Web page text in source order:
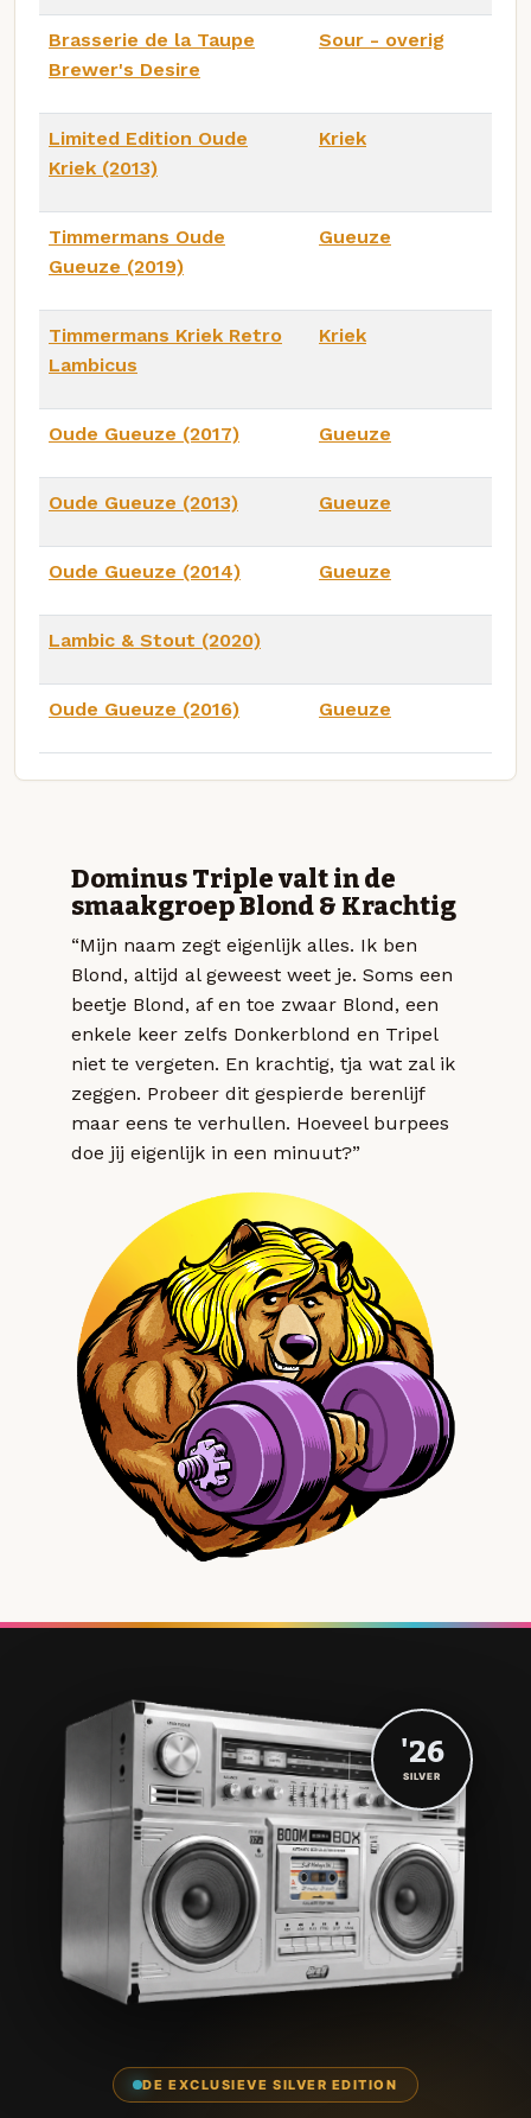
Brasserie de la Taupe
Brewer's Desire
Sour - overig
Limited Edition Oude
Kriek (2013)
Kriek
Timmermans Oude
Gueuze (2019)
Gueuze
Timmermans Kriek Retro
Lambicus
Kriek
Oude Gueuze (2017) Gueuze
Oude Gueuze (2013) Gueuze
Oude Gueuze (2014) Gueuze
Lambic & Stout (2020)
Oude Gueuze (2016) Gueuze
Dominus Triple valt in de
smaakgroep Blond & Krachtig
“Mijn naam zegt eigenlijk alles. Ik ben
Blond, altijd al geweest weet je. Soms een
beetje Blond, af en toe zwaar Blond, een
enkele keer zelfs Donkerblond en Tripel
niet te vergeten. En krachtig, tja wat zal ik
zeggen. Probeer dit gespierde berenlijf
maar eens te verhullen. Hoeveel burpees
doe jij eigenlijk in een minuut?”
DE EXCLUSIEVE SILVER EDITION
'26
SILVER